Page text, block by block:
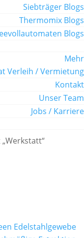
Siebträger Blogs
Thermomix Blogs
Blogs
Mehr
Verleih / Vermietung
Kontakt
Unser Team
Jobs / Karriere